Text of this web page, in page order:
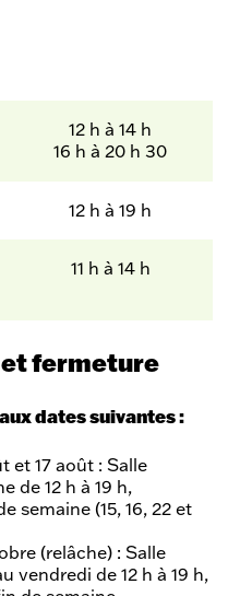
12 h à 14 h
16 h à 20 h 30
12 h à 19 h
11 h à 14 h
fermeture
dates suivantes :
et 17 août : Salle
de 12 h à 19 h,
semaine (15, 16, 22 et
(relâche) : Salle
vendredi de 12 h à 19 h,